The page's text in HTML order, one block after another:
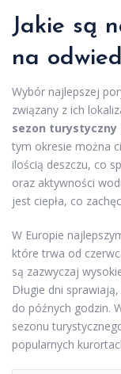
Jakie są
na
Wybór najlepszej
związany z ich
sezon turystyczny
tym okresie można
ilością deszczu, co
oraz aktywności
jest ciepła, co
W Europie
które trwa od
są zazwyczaj
Długie dni
do późnych godzin.
sezonu
popularnych